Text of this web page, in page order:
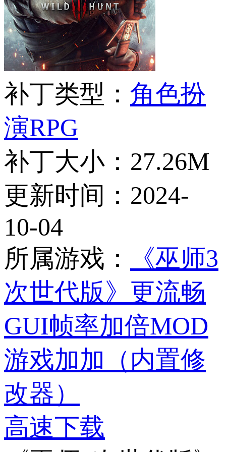
补丁类型： 角色扮
演RPG
补丁大小： 27.26M
更新时间： 2024-
10-04
所属游戏：
《巫师3
次世代版》更流畅
GUI帧率加倍MOD
游戏加加（内置修
改器）
高速下载